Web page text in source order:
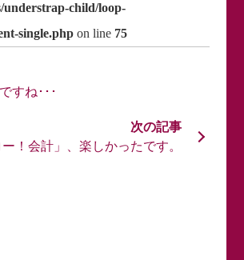
understrap-child/loop-
single.phpon line 75
すね･･･
ー！会計」、楽しかったです。